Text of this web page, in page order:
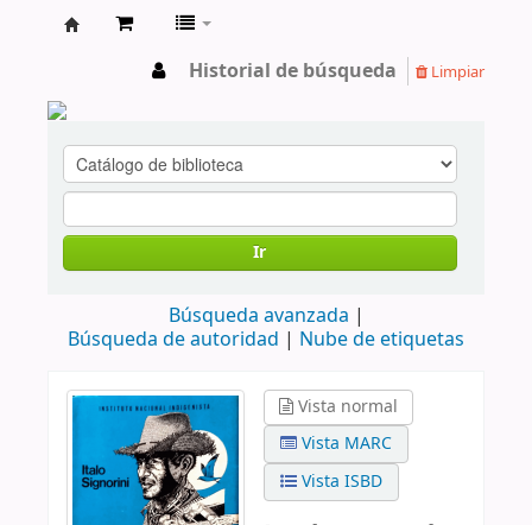
Historial de búsqueda Limpiar
Ir
Búsqueda avanzada
Búsqueda de autoridad
Nube de etiquetas
Vista normal
Vista MARC
Vista ISBD